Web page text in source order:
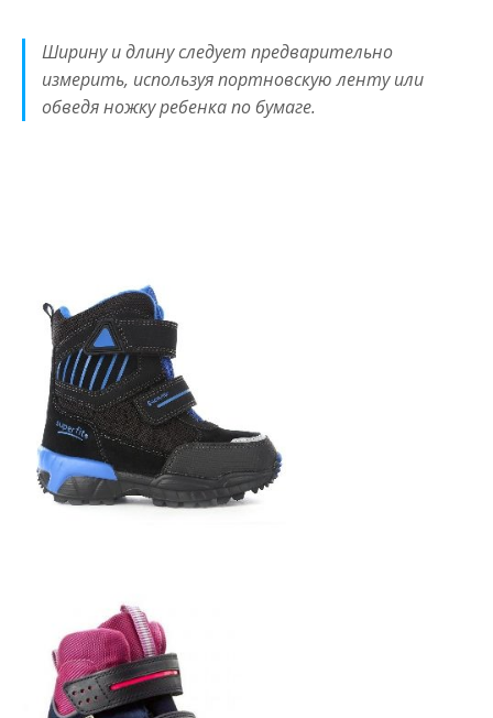
Ширину и длину следует предварительно
измерить, используя портновскую ленту или
обведя ножку ребенка по бумаге.